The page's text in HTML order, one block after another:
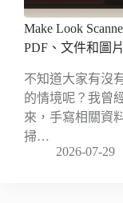
Make Look
PDF、文件和圖
不知道大家有沒
的情境呢？我曾
來，手寫相關資
掃…
2026-07-29